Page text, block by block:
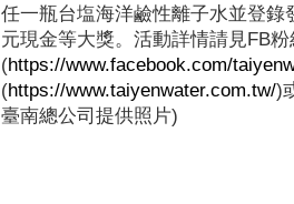
任一瓶台塩海洋鹼性離子水並登錄
元現金等大獎。活動詳情請見FB粉
(https://www.facebook.com/
(https://www.taiyenwater.com.tw/)
臺南總公司提供照片)